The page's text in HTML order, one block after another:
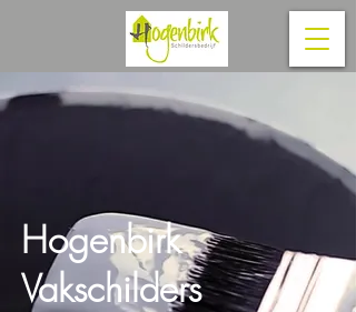
Hogenbirk
Vakschilders